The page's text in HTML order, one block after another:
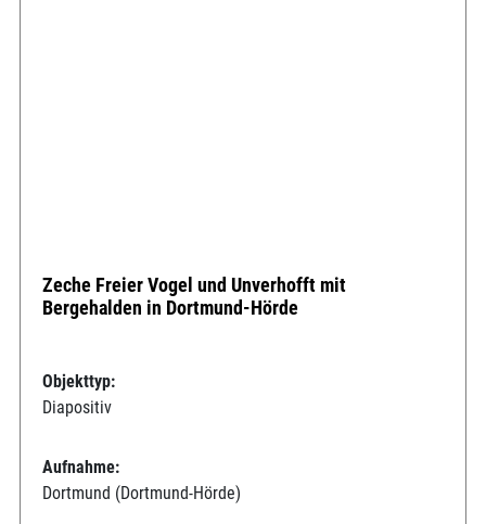
Zeche Freier Vogel und Unverhofft mit
Bergehalden in Dortmund-Hörde
Objekttyp:
Diapositiv
Aufnahme:
Dortmund (Dortmund-Hörde)